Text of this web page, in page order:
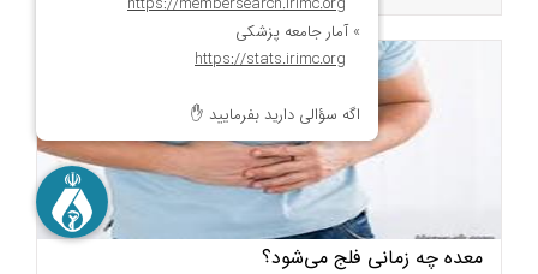
معده چه زمانی فلج می‌شود؟